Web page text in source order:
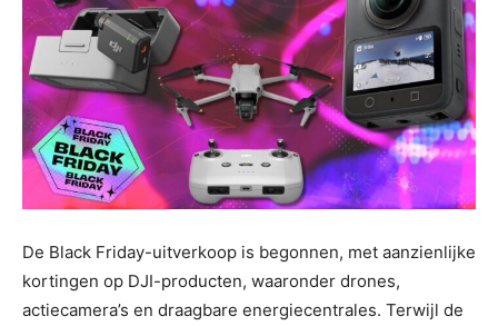
De Black Friday-uitverkoop is begonnen, met aanzienlijke
kortingen op DJI-producten, waaronder drones,
actiecamera’s en draagbare energiecentrales. Terwijl de